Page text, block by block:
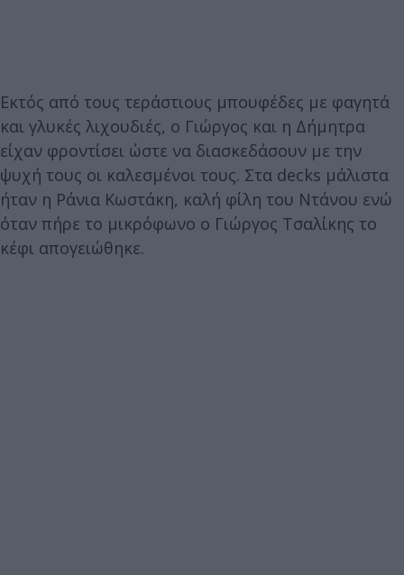
Εκτός από τους τεράστιους μπουφέδες με φαγητά
και γλυκές λιχουδιές, ο Γιώργος και η Δήμητρα
είχαν φροντίσει ώστε να διασκεδάσουν με την
ψυχή τους οι καλεσμένοι τους. Στα decks μάλιστα
ήταν η Ράνια Κωστάκη, καλή φίλη του Ντάνου ενώ
όταν πήρε το μικρόφωνο ο Γιώργος Τσαλίκης το
κέφι απογειώθηκε.